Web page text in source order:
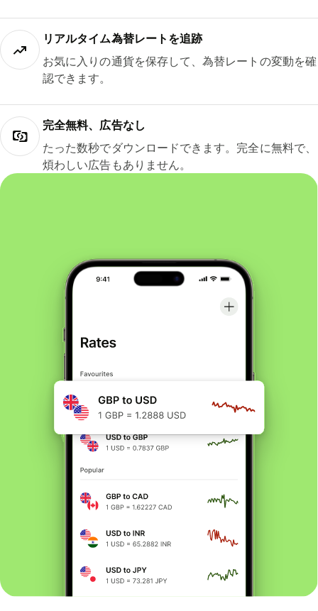
リアルタイム為替レートを追跡
お気に入りの通貨を保存して、為替レートの変動を確
認できます。
完全無料、広告なし
たった数秒でダウンロードできます。完全に無料で、
煩わしい広告もありません。